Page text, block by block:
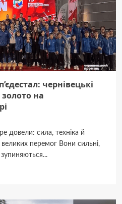
чернівецькі
на
довели: сила, техніка й
перемог Вони сильні,